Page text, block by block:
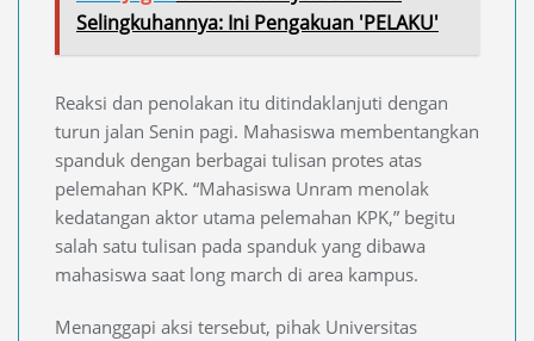
Selingkuhannya: Ini Pengakuan 'PELAKU'
Reaksi dan penolakan itu ditindaklanjuti dengan
turun jalan Senin pagi. Mahasiswa membentangkan
spanduk dengan berbagai tulisan protes atas
pelemahan KPK. “Mahasiswa Unram menolak
kedatangan aktor utama pelemahan KPK,” begitu
salah satu tulisan pada spanduk yang dibawa
mahasiswa saat long march di area kampus.
Menanggapi aksi tersebut, pihak Universitas